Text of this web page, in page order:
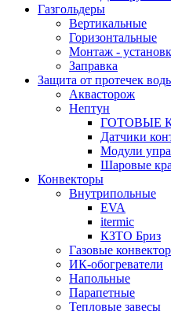
Газгольдеры
Вертикальные
Горизонтальные
Монтаж -
Заправка
Защита от протечек
Аквасторож
Нептун
ГОТОВЫЕ
Датчики
Модули
Шаровые
Конвекторы
Внутрипольные
EVA
itermic
КЗТО Бриз
Газовые
ИК-обогреватели
Напольные
Парапетные
Тепловые завесы